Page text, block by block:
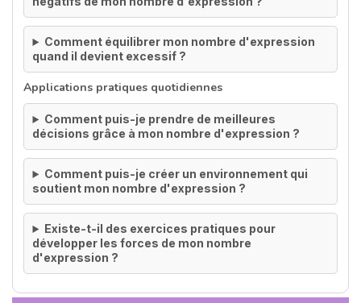
Comment équilibrer mon nombre d'expression
quand il devient excessif ?
Applications pratiques quotidiennes
Comment puis-je prendre de meilleures
décisions grâce à mon nombre d'expression ?
Comment puis-je créer un environnement qui
soutient mon nombre d'expression ?
Existe-t-il des exercices pratiques pour
développer les forces de mon nombre
d'expression ?